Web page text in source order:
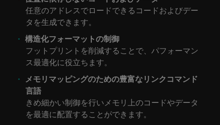
任意のアドレスでロードできるコードおよびデー
タを生成できます。
構造化フォーマットの制御
フットプリントを削減することで、パフォーマン
ス最適化に役立ちます。
メモリマッピングのための豊富なリンクコマンド
言語
きめ細かい制御を行いメモリ上のコードやデータ
を最適に配置することができます。